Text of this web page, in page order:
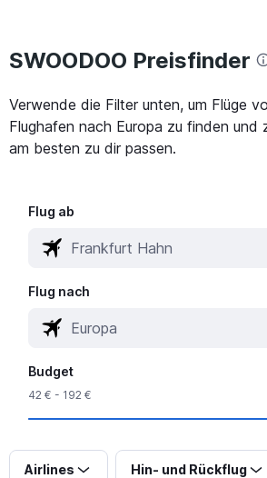
SWOODOO Preisfinder
Verwende die Filter unten, um Flüge
Flughafen nach Europa zu finden und
am besten zu dir passen.
Flug ab
Flug nach
Budget
42 € - 192 €
Airlines Hin- und Rückflug